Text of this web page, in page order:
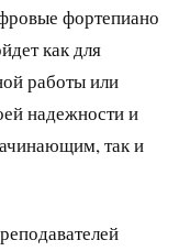
фортепиано
как для
работы или
надежности и
так и